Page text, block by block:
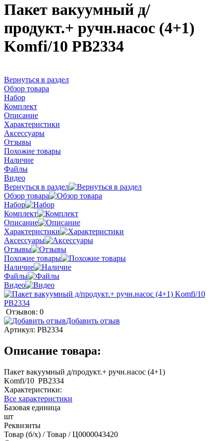
Пакет вакуумный д/
продукт.+ ручн.насос (4+1)
Komfi/10 PB2334
Вернуться в раздел
Обзор товара
Набор
Комплект
Описание
Характеристики
Аксессуары
Отзывы
Похожие товары
Наличие
Файлы
Видео
Вернуться в раздел
Обзор товара
Набор
Комплект
Описание
Характеристики
Аксессуары
Отзывы
Похожие товары
Наличие
Файлы
Видео
Отзывов: 0
Добавить отзыв
Артикул: PB2334
Описание товара:
Пакет вакуумный д/продукт.+ ручн.насос (4+1)
Komfi/10 PB2334
Характеристики:
Все характеристики
Базовая единица
шт
Реквизиты
Товар (б/х) / Товар / Ц0000043420